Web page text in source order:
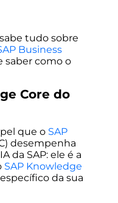
tudo sobre
Business
saber como o
Core do
que o SAP
desempenha
da SAP: ele é a
SAP Knowledge
da sua